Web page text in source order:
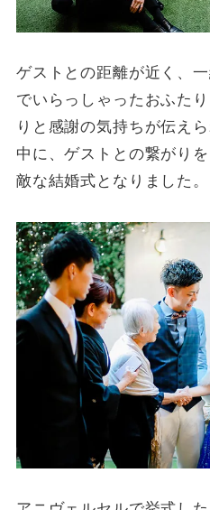
ゲストとの距離が近く、
でいらっしゃったおふた
りと感謝の気持ちが伝え
中に、ゲストとの繋がり
敵な結婚式となりました。